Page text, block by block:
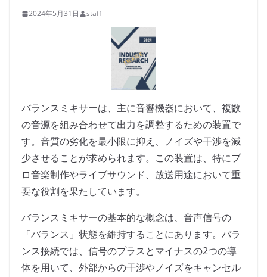
2024年5月31日 staff
バランスミキサーは、主に音響機器において、複数
の音源を組み合わせて出力を調整するための装置で
す。音質の劣化を最小限に抑え、ノイズや干渉を減
少させることが求められます。この装置は、特にプ
ロ音楽制作やライブサウンド、放送用途において重
要な役割を果たしています。
バランスミキサーの基本的な概念は、音声信号の
「バランス」状態を維持することにあります。バラ
ンス接続では、信号のプラスとマイナスの2つの導
体を用いて、外部からの干渉やノイズをキャンセル